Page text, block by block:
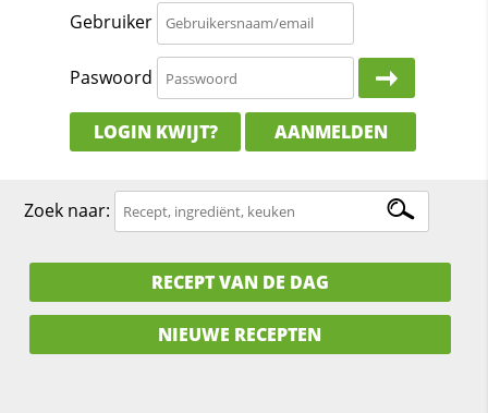
Gebruiker
Paswoord
LOGIN KWIJT? AANMELDEN
Zoek naar:
RECEPT VAN DE DAG
NIEUWE RECEPTEN